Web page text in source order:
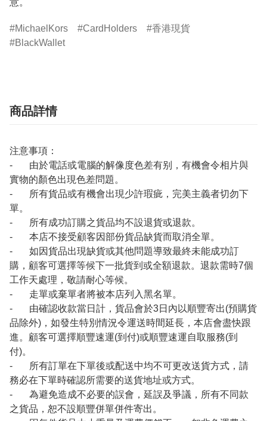
意。
MichaelKors CardHolders
香港現貨
BlackWallet
商品詳情
注意事項：
- 由於電話或電腦的解像度色差有别，有機會令相片與
實物的顏色出現色差問題。
- 所有貨品或有機會出現少許瑕疵，完美主義者切勿下
單。
- 所有成功訂購之貨品均不設退貨或退款。
- 本店不接受顧客因部份貨品缺貨而取消全單。
- 如因貨品出現缺貨或其他問題導致最終未能成功訂
購，顧客可選擇等候下一批貨到或全額退款。退款需時7個
工作天處理，敬請耐心等候。
- 走單或棄單者將被本店列入黑名單。
- 由確認收款當日計，貨品會於3日內以順豐寄出(預購貨
品除外)，如發生特別情況令運送時間延長，本店會盡快跟
進。顧客可選擇順豐速運(到付)或順豐速運自取服務(到
付)。
- 所有訂單在下單後或配送中均不可更改送貨方式，請
務必在下單時確認所需要的送貨地址或方式。
- 為避免造成不必要的誤會，延誤及爭議，所有不同款
之貨品，恕不設順豐併單併件寄出。